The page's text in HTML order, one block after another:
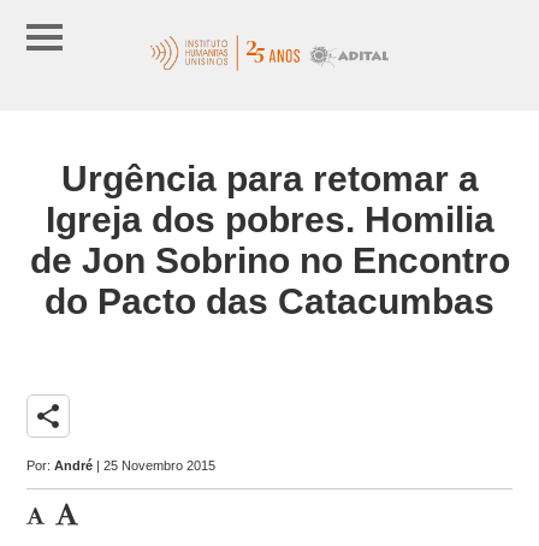
Urgência para retomar a
Igreja dos pobres. Homilia
de Jon Sobrino no Encontro
do Pacto das Catacumbas
share
Por:André | 25 Novembro 2015